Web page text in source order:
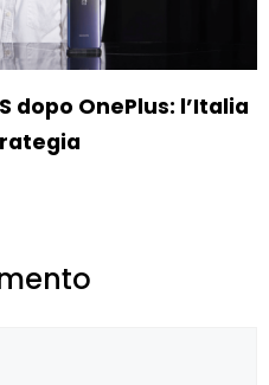
dopo OnePlus: l’Italia